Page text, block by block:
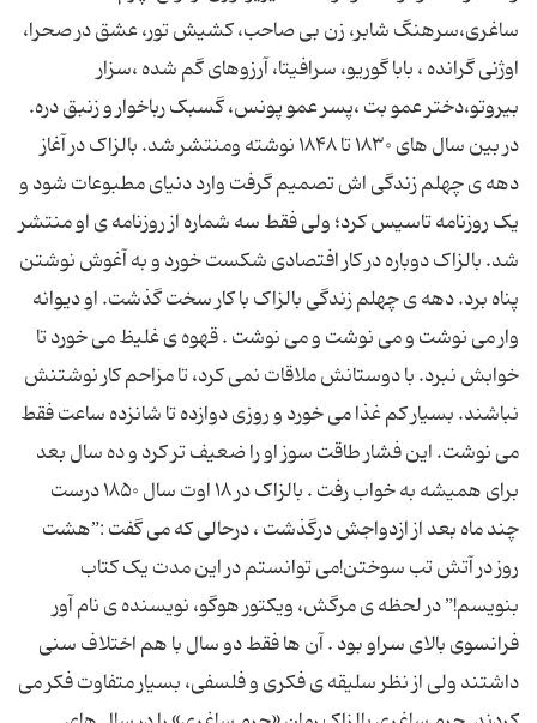
ساغری،سرهنگ شابر، زن بی صاحب، کشیش تور، عشق در صحرا،
اوژنی گرانده ، بابا گوریو، سرافیتا، آرزوهای گم شده ،سزار
بیروتو،دختر عمو بت ،پسر عمو پونس، گسبک رباخوار و زنبق دره.
در بین سال های ۱۸۳۰ تا ۱۸۴۸ نوشته ومنتشر شد. بالزاک در آغاز
دهه ی چهلم زندگی اش تصمیم گرفت وارد دنیای مطبوعات شود و
یک روزنامه تاسیس کرد؛ ولی فقط سه شماره از روزنامه ی او منتشر
شد. بالزاک دوباره در کار افتصادی شکست خورد و به آغوش نوشتن
پناه برد. دهه ی چهلم زندگی بالزاک با کار سخت گذشت. او دیوانه
وار می نوشت و می نوشت و می نوشت . قهوه ی غلیظ می خورد تا
خوابش نبرد. با دوستانش ملاقات نمی کرد، تا مزاحم کار نوشتنش
نباشند. بسیار کم غذا می خورد و روزی دوازده تا شانزده ساعت فقط
می نوشت. این فشار طاقت سوز او را ضعیف تر کرد و ده سال بعد
برای همیشه به خواب رفت . بالزاک در ۱۸ اوت سال ۱۸۵۰ درست
چند ماه بعد از ازدواجش درگذشت ، درحالی که می گفت :”هشت
روز در آتش تب سوختن!می توانستم در این مدت یک کتاب
بنویسم!” در لحظه ی مرگش، ویکتور هوگو، نویسنده ی نام آور
فرانسوی بالای سراو بود . آن ها فقط دو سال با هم اختلاف سنی
داشتند ولی از نظر سلیقه ی فکری و فلسفی، بسیار متفاوت فکر می